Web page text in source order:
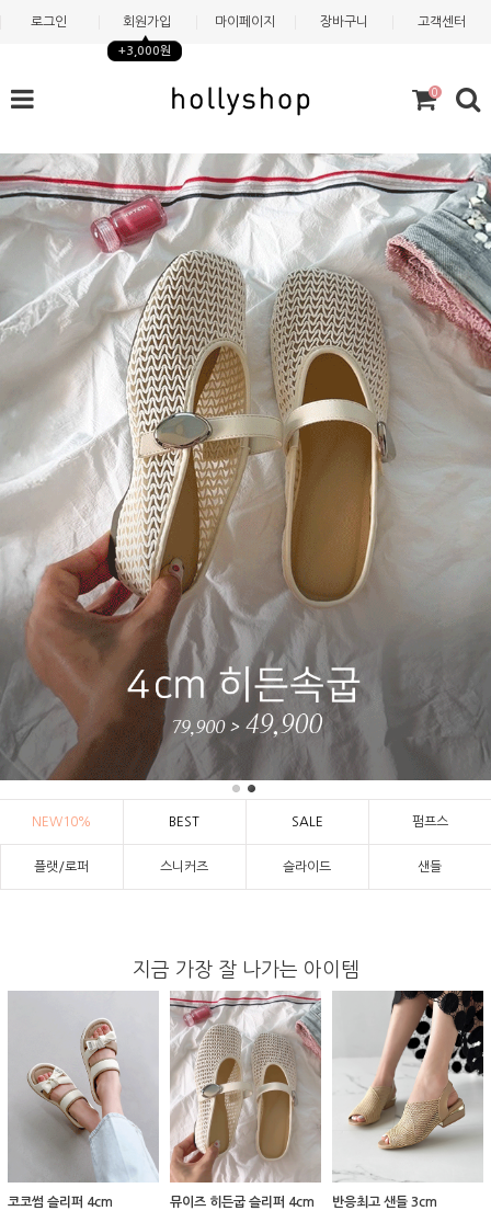
로그인 회원가입
+3,000원
마이페이지 장바구니 고객센터
0
NEW10% BEST SALE 펌프스
플랫/로퍼 스니커즈 슬라이드 샌들
지금 가장 잘 나가는 아이템
코코썸 슬리퍼 4cm
뮤이즈 히든굽 슬리퍼 4cm
반응최고 샌들 3cm